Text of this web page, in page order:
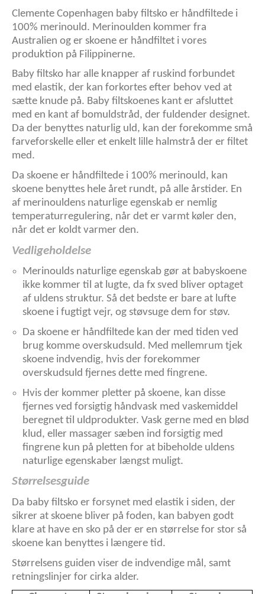
Clemente Copenhagen baby filtsko er håndfiltede i
100% merinould. Merinoulden kommer fra
Australien og er skoene er håndfiltet i vores
produktion på Filippinerne.
Baby filtsko har alle knapper af ruskind forbundet
med elastik, der kan forkortes efter behov ved at
sætte knude på. Baby filtskoenes kant er afsluttet
med en kant af bomuldstråd, der fuldender designet.
Da der benyttes naturlig uld, kan der forekomme små
farveforskelle eller et enkelt lille halmstrå der er filtet
med.
Da skoene er håndfiltede i 100% merinould, kan
skoene benyttes hele året rundt, på alle årstider. En
af merinouldens naturlige egenskab er nemlig
temperaturregulering, når det er varmt køler den,
når det er koldt varmer den.
Vedligeholdelse
Merinoulds naturlige egenskab gør at babyskoene
ikke kommer til at lugte, da fx sved bliver optaget
af uldens struktur. Så det bedste er bare at lufte
skoene i fugtigt vejr, og støvsuge dem for støv.
Da skoene er håndfiltede kan der med tiden ved
brug komme overskudsuld. Med mellemrum tjek
skoene indvendig, hvis der forekommer
overskudsuld fjernes dette med fingrene.
Hvis der kommer pletter på skoene, kan disse
fjernes ved forsigtig håndvask med vaskemiddel
beregnet til uldprodukter. Vask gerne med en blød
klud, eller massager sæben ind forsigtig med
fingrene kun på pletten for at bibeholde uldens
naturlige egenskaber længst muligt.
Størrelsesguide
Da baby filtsko er forsynet med elastik i siden, der
sikrer at skoene bliver på foden, kan babyen godt
klare at have en sko på der er en størrelse for stor så
skoene kan benyttes i længere tid.
Størrelsens guiden viser de indvendige mål, samt
retningslinjer for cirka alder.